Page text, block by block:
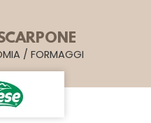
/ FORMAGGI